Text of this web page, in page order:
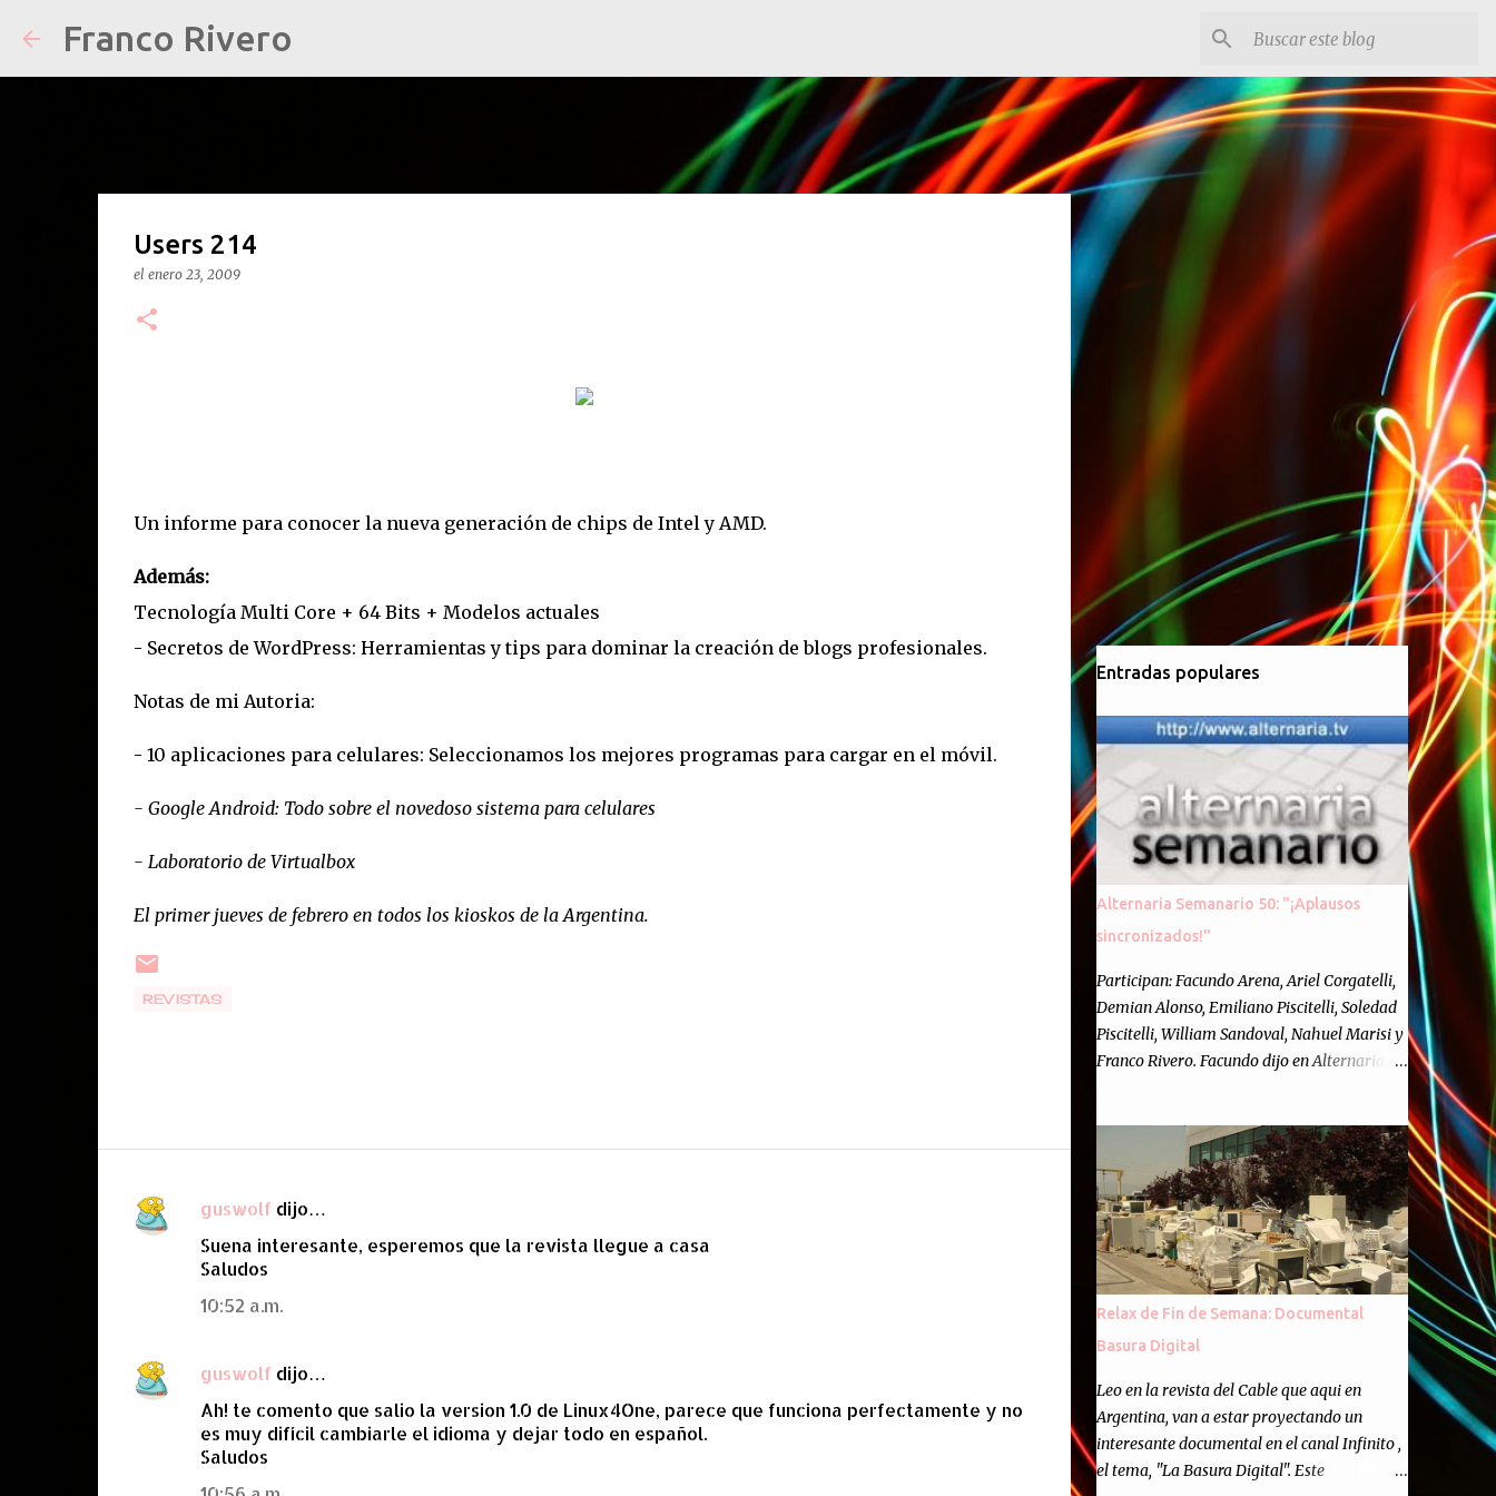
Franco Rivero
Users 214
el enero 23, 2009
Un informe para conocer la nueva generación de chips de Intel y AMD.
Además:
Tecnología Multi Core + 64 Bits + Modelos actuales
- Secretos de WordPress: Herramientas y tips para dominar la creación de blogs profesionales.
Notas de mi Autoria:
- 10 aplicaciones para celulares: Seleccionamos los mejores programas para cargar en el móvil.
- Google Android: Todo sobre el novedoso sistema para celulares
- Laboratorio de Virtualbox
El primer jueves de febrero en todos los kioskos de la Argentina.
REVISTAS
C
t
guswolf dijo…
Suena interesante, esperemos que la revista llegue a casa
Saludos
10:52 a.m.
guswolf dijo…
Ah! te comento que salio la version 1.0 de Linux4One, parece que funciona perfectamente y no
es muy difícil cambiarle el idioma y dejar todo en español.
Saludos
Entradas populares
Alternaria Semanario 50: "¡Aplausos
sincronizados!"
Participan: Facundo Arena, Ariel Corgatelli,
Demian Alonso, Emiliano Piscitelli, Soledad
Piscitelli, William Sandoval, Nahuel Marisi y
Franco Rivero. Facundo dijo en Alternaria :
Cincuenta ocasiones para ponernos en
contacto con ustedes y contarles las noticias
de tecnología más importantes, desde
nuestra propia óptica: un punto de vista
independiente e informal.Para festejarlo, se
nos ocurrió que estemos todos juntos; y
cuando digo "todos" me refiero a toda la
semanario como panelista, y a ustedes. Por
eso se nos ocurrió la idea de emitir video en
vivo. La tarea no fué facil, hubo que
coordinar horarios, preparar el estudio,
configurar muchos programejos y hacer
Relax de Fin de Semana: Documental
Basura Digital
Leo en la revista del Cable que aqui en
Argentina, van a estar proyectando un
interesante documental en el canal Infinito ,
el tema, "La Basura Digital". Este